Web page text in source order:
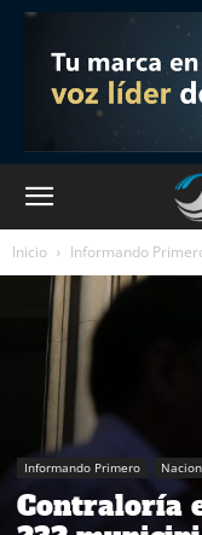
Inicio Informando
Informando Primero
Contraloría